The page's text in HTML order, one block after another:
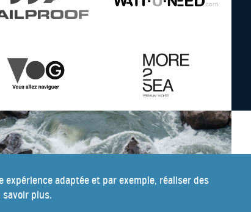
adaptée et par exemple, réaliser des
savoir plus.